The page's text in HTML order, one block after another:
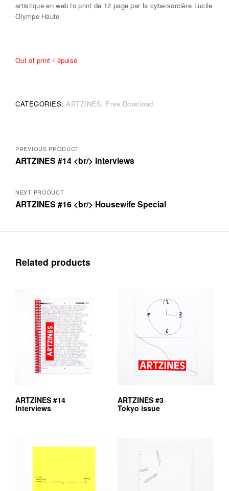
artistique en web to print de 12 page par la cybersorcière Lucile
Olympe Haute
Out of print / épuisé
CATEGORIES: ARTZINES Free Download
Posts
navigation
PREVIOUS PRODUCT
ARTZINES #14 <br/> Interviews
NEXT PRODUCT
ARTZINES #16 <br/> Housewife Special
Related products
ARTZINES #14
Interviews
ARTZINES #3
Tokyo issue